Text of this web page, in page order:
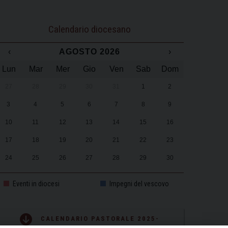
Calendario diocesano
‹ AGOSTO 2026
›
Lun
Mar Mer Gio Ven Sab Dom
1 2
3 4 5 6 7 8 9
10 11 12 13 14 15 16
17 18 19 20 21 22 23
24 25 26 27 28 29 30
Eventi in diocesi Impegni del vescovo
CALENDARIO PASTORALE 2025-